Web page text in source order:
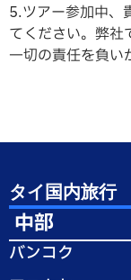
5.ツアー参加中、
てください。弊社
一切の責任を負い
タイ国内旅行
中部
バンコク